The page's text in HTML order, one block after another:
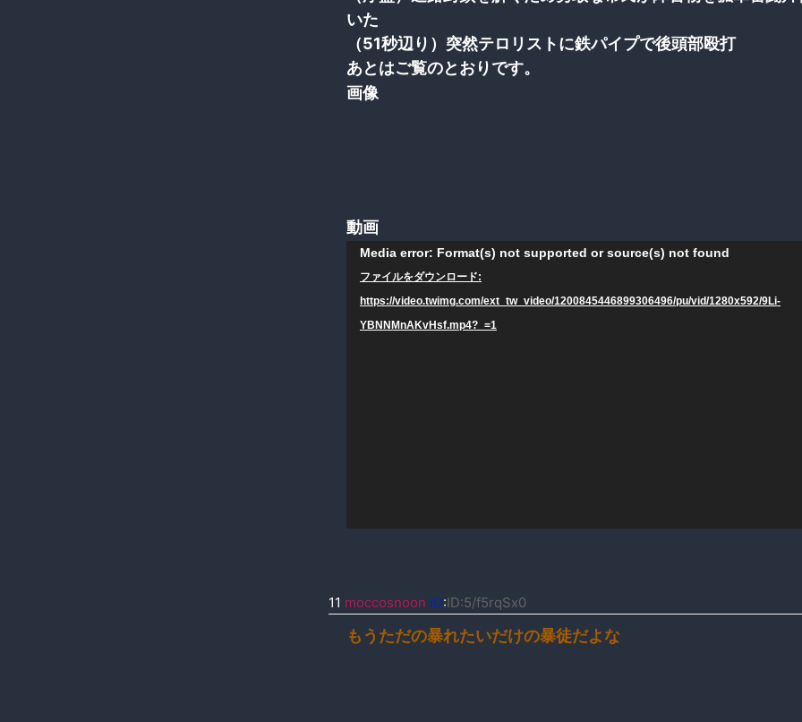
いた
（51秒辺り）突然テロリストに鉄パイプで後頭部殴打
あとはご覧のとおりです。
画像
動画
動
画
プ
レ
Media error: Format(s) not supported or source(s) not found
ファイルをダウンロード:
https://video.twimg.com/ext_tw_video/1200845446899306496/pu/vid/1280x592/9Li-
YBNNMnAKvHsf.mp4?_=1
11 moccosnoon ID:ID:5/f5rqSx0
もうただの暴れたいだけの暴徒だよな